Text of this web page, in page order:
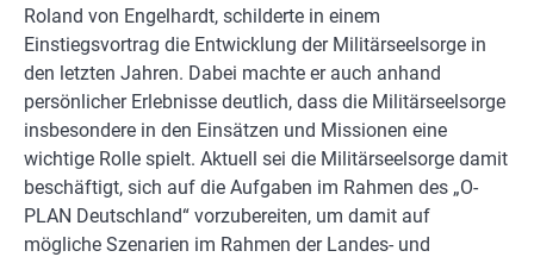
Roland von Engelhardt, schilderte in einem
Einstiegsvortrag die Entwicklung der Militärseelsorge in
den letzten Jahren. Dabei machte er auch anhand
persönlicher Erlebnisse deutlich, dass die Militärseelsorge
insbesondere in den Einsätzen und Missionen eine
wichtige Rolle spielt. Aktuell sei die Militärseelsorge damit
beschäftigt, sich auf die Aufgaben im Rahmen des „O-
PLAN Deutschland“ vorzubereiten, um damit auf
mögliche Szenarien im Rahmen der Landes- und